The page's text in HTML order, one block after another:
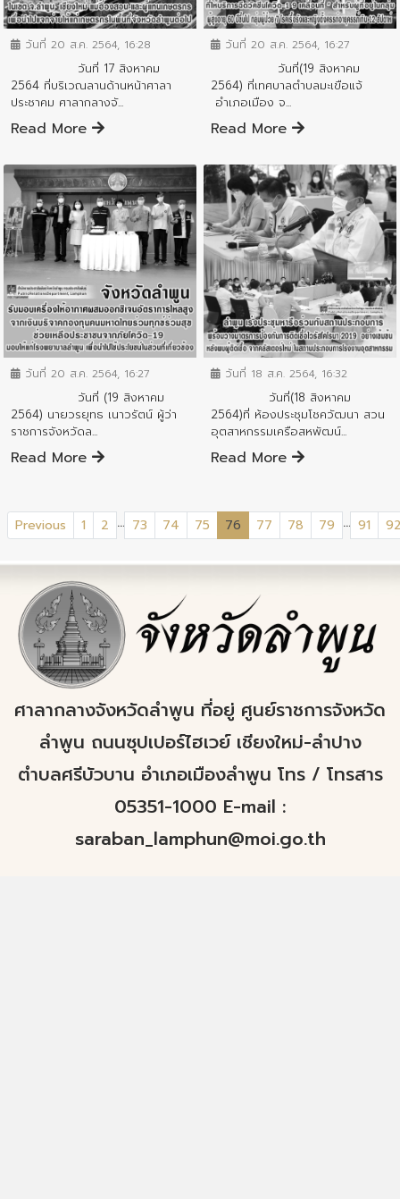
ข่าวสารจังหวัด
วันที่ 20 ส.ค. 2564, 16:28
วันที่ 17 สิงหาคม
2564 ที่บริเวณลานด้านหน้าศาลา
ประชาคม ศาลากลางจั...
Read More
ข่าวสารจังหวัด
วันที่ 20 ส.ค. 2564, 16:27
วันที่(19 สิงหาคม
2564) ที่เทศบาลตำบลมะเขือแจ้
อำเภอเมือง จ...
Read More
ข่าวสารจังหวัด
วันที่ 20 ส.ค. 2564, 16:27
วันที่ (19 สิงหาคม
2564) นายวรยุทธ เนาวรัตน์ ผู้ว่า
ราชการจังหวัดล...
Read More
ข่าวสารจังหวัด
วันที่ 18 ส.ค. 2564, 16:32
วันที่(18 สิงหาคม
2564)ที่ ห้องประชุมโชควัฒนา สวน
อุตสาหกรรมเครือสหพัฒน์...
Read More
Previous 1 2 ... 73 74 75 76 (current)
77 78 79 ... 91
ศาลากลางจังหวัดลำพูน ที่อยู่ ศูนย์ราชการจังหวัด
ลำพูน ถนนซุปเปอร์ไฮเวย์ เชียงใหม่-ลำปาง
ตำบลศรีบัวบาน อำเภอเมืองลำพูน โทร / โทรสาร
05351-1000 E-mail :
saraban_lamphun@moi.go.th